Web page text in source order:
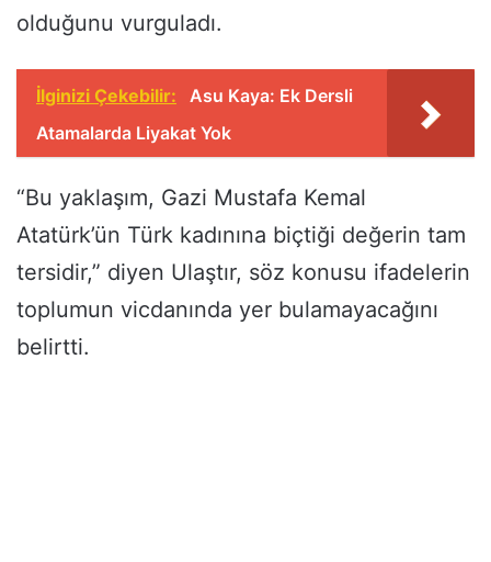
olduğunu vurguladı.
İlginizi Çekebilir:
Asu Kaya: Ek Dersli
Atamalarda Liyakat Yok
“Bu yaklaşım, Gazi Mustafa Kemal
Atatürk’ün Türk kadınına biçtiği değerin tam
tersidir,” diyen Ulaştır, söz konusu ifadelerin
toplumun vicdanında yer bulamayacağını
belirtti.